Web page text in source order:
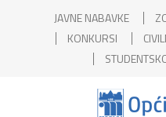
JAVNE NABAVKE
KONKURSI